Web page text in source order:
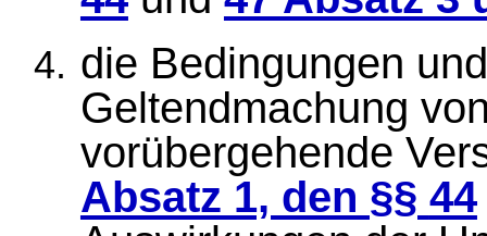
die Bedingungen
Geltendmachung
vorübergehende
Absatz 1, den §§ 44